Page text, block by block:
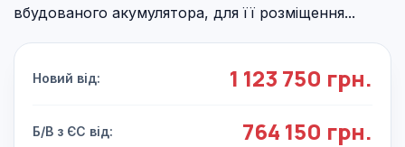
вбудованого акумулятора, для її розміщення...
Новий від: 1 123 750 грн.
Б/В з ЄС від: 764 150 грн.